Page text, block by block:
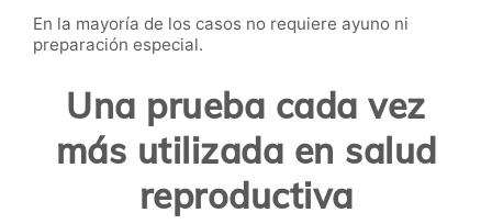
En la mayoría de los casos no requiere ayuno ni
preparación especial.
Una prueba cada vez
más utilizada en salud
reproductiva